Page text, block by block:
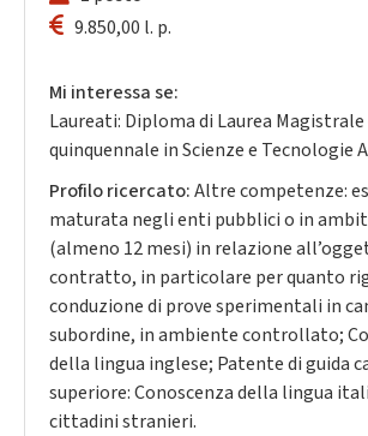
9.850,00 l. p.
Mi interessa se:
Laureati: Diploma di Laurea Magistrale
quinquennale in Scienze e Tecnologie
Profilo ricercato:Altre competenze:
maturata negli enti pubblici o in
(almeno 12 mesi) in relazione
contratto, in particolare per quanto
conduzione di prove sperimentali in
subordine, in ambiente controllato;
della lingua inglese; Patente di guida
superiore: Conoscenza della lingua
cittadini stranieri.